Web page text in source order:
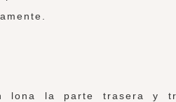
lona la parte trasera y